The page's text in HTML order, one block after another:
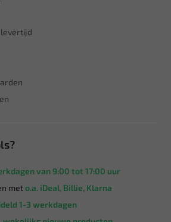
van 9:00 tot 17:00 uur
meto.a. iDeal, Billie, Klarna
1-3 werkdagen